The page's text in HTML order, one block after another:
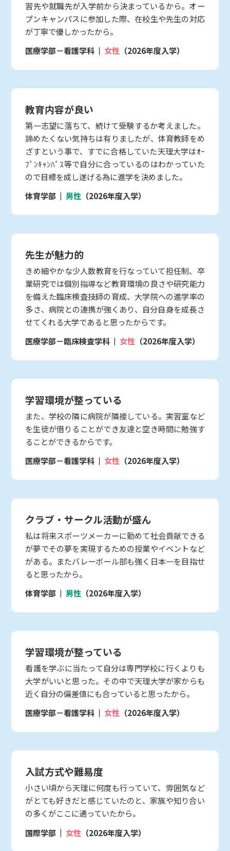
習先や就職先が入学前から決まっているから。オー
プンキャンパスに参加した際、在校生や先生の対応
が丁寧で優しかったから。
医療学部－看護学科
女性 （2026年度入学）
教育内容が良い
第一志望に落ちて、続けて受験するか考えました。
諦めたくない気持ちは有りましたが、体育教師をめ
ざすという事で、すでに合格していた天理大学はｵｰ
ﾌﾟﾝｷｬﾝﾊﾟｽ等で自分に合っているのはわかっていた
ので目標を成し遂げる為に進学を決めました。
体育学部
男性 （2026年度入学）
先生が魅力的
きめ細やかな少人数教育を行なっていて担任制、卒
業研究では個別指導など教育環境の良さや研究能力
を備えた臨床検査技師の育成、大学院への進学率の
多さ、病院との連携が強くあり、自分自身を成長さ
せてくれる大学であると思ったからです。
医療学部－臨床検査学科
女性 （2026年度入学）
学習環境が整っている
また、学校の隣に病院が隣接している。実習室など
を生徒が借りることができ友達と空き時間に勉強す
ることができるからです。
医療学部－看護学科
女性 （2026年度入学）
クラブ・サークル活動が盛ん
私は将来スポーツメーカーに勤めて社会貢献できる
が夢でその夢を実現するための授業やイベントなど
がある。またバレーボール部も強く日本一を目指せ
ると思ったから。
体育学部
男性 （2026年度入学）
学習環境が整っている
看護を学ぶに当たって自分は専門学校に行くよりも
大学がいいと思った。その中で天理大学が家からも
近く自分の偏差値にも合っていると思ったから。
医療学部－看護学科
女性 （2026年度入学）
入試方式や難易度
小さい頃から天理に何度も行っていて、雰囲気など
がとても好きだと感じていたのと、家族や知り合い
の多くがここに通っていたから。
国際学部
女性 （2026年度入学）